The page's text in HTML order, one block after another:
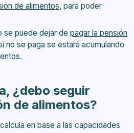
de alimentos, para poder
se puede dejar depagar la pensión
no se paga se estará acumulando
¿debo seguir
de alimentos?
en base a las capacidades